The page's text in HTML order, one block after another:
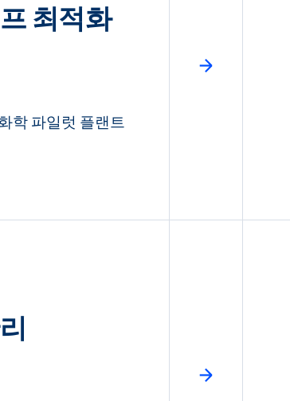
최적화
학 파일럿 플랜트